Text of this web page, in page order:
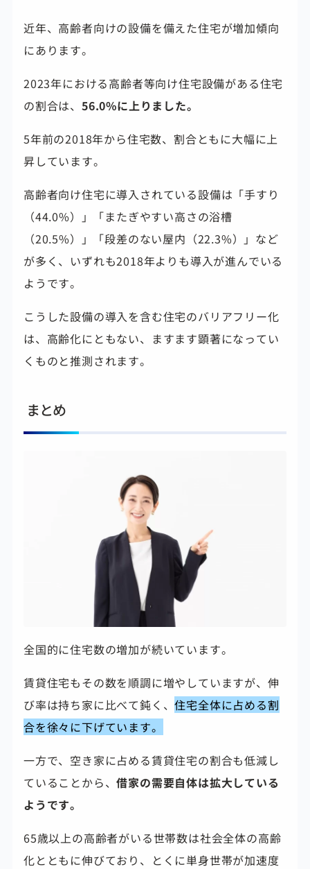
近年、高齢者向けの設備を備えた住宅が増加傾向
にあります。
2023年における高齢者等向け住宅設備がある住宅
の割合は、 56.0%に上りました。
5年前の2018年から住宅数、割合ともに大幅に上
昇しています。
高齢者向け住宅に導入されている設備は「手すり
（44.0%）」「またぎやすい高さの浴槽
（20.5%）」「段差のない屋内（22.3%）」など
が多く、いずれも2018年よりも導入が進んでいる
ようです。
こうした設備の導入を含む住宅のバリアフリー化
は、高齢化にともない、ますます顕著になってい
くものと推測されます。
まとめ
全国的に住宅数の増加が続いています。
賃貸住宅もその数を順調に増やしていますが、伸
び率は持ち家に比べて鈍く、住宅全体に占める割
合を徐々に下げています。
一方で、空き家に占める賃貸住宅の割合も低減し
ていることから、借家の需要自体は拡大している
ようです。
65歳以上の高齢者がいる世帯数は社会全体の高齢
化とともに伸びており、とくに単身世帯が加速度